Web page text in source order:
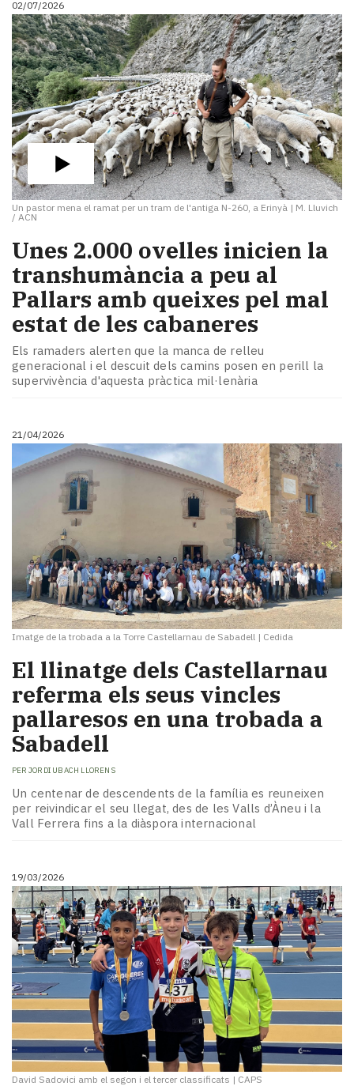
i
turisme
Cultura
Esports
Mai
tant!
TV
i
mitjans
El
temps
Reportatges
Enquestes
A
escena!
Dis
la
Subscriptors
La
Pallars
Contingut
patrocinat
Editorial
02/07/2026
Un pastor mena el ramat per un tram de l'antiga N-260, a Erinyà | M. Lluvich
/ ACN
​Unes 2.000 ovelles inicien la
transhumància a peu al
Pallars amb queixes pel mal
estat de les cabaneres
Els ramaders alerten que la manca de relleu
generacional i el descuit dels camins posen en perill la
supervivència d'aquesta pràctica mil·lenària
21/04/2026
Imatge de la trobada a la Torre Castellarnau de Sabadell | Cedida
El llinatge dels Castellarnau
referma els seus vincles
pallaresos en una trobada a
Sabadell
PER JORDI UBACH LLORENS
Un centenar de descendents de la família es reuneixen
per reivindicar el seu llegat, des de les Valls d’Àneu i la
Vall Ferrera fins a la diàspora internacional
19/03/2026
David Sadovici amb el segon i el tercer classificats | CAPS